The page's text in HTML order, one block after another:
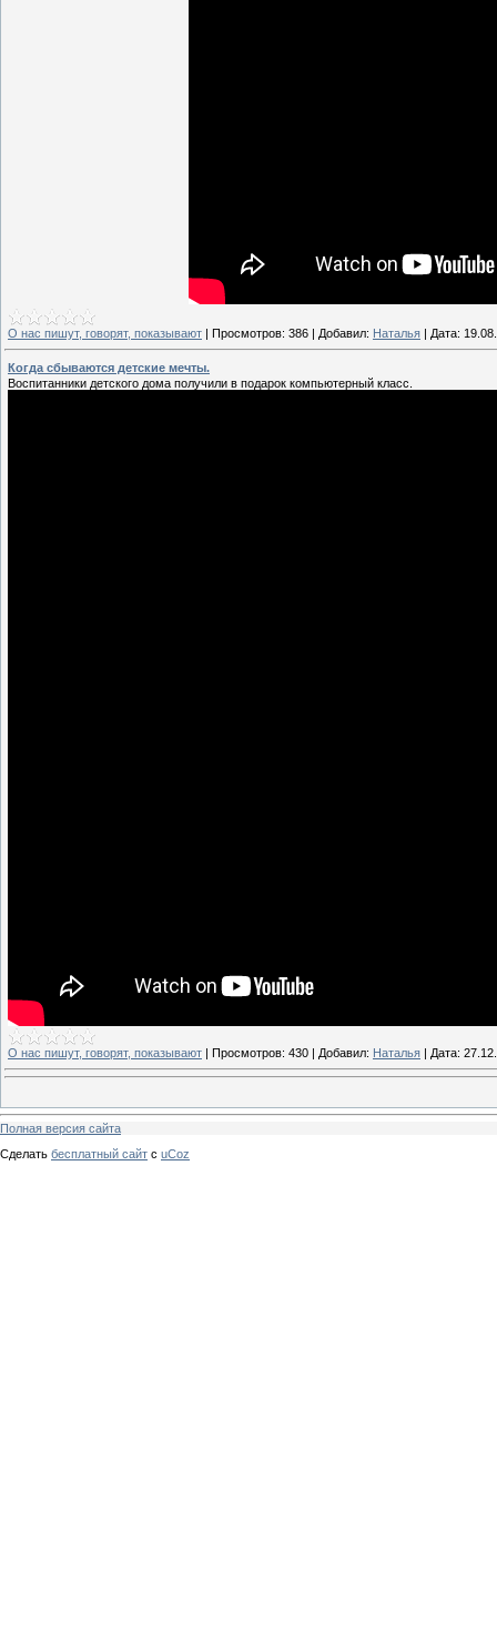
О нас пишут, говорят, показывают | Просмотров: 386 | Добавил: Наталья | Дата:
Когда сбываются детские мечты.
Воспитанники детского дома получили в подарок компьютерный класс.
О нас пишут, говорят, показывают | Просмотров: 430 | Добавил: Наталья | Дата:
Полная версия сайта
Сделать бесплатный сайт с uCoz